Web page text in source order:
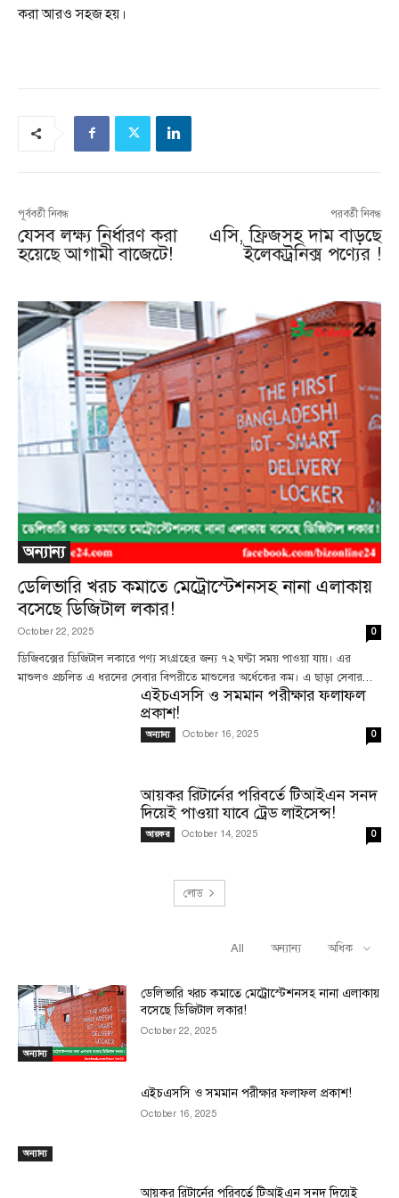
করা আরও সহজ হয়।
পূর্ববর্তী নিবন্ধ
যেসব লক্ষ্য নির্ধারণ করা
হয়েছে আগামী বাজেটে!
পরবর্তী নিবন্ধ
এসি, ফ্রিজসহ দাম বাড়ছে
ইলেকট্রনিক্স পণ্যের !
অন্যান্য
ডেলিভারি খরচ কমাতে মেট্রোস্টেশনসহ নানা এলাকায়
বসেছে ডিজিটাল লকার!
October 22, 2025 0
ডিজিবক্সের ডিজিটাল লকারে পণ্য সংগ্রহের জন্য ৭২ ঘণ্টা সময় পাওয়া যায়। এর
মাশুলও প্রচলিত এ ধরনের সেবার বিপরীতে মাশুলের অর্ধেকের কম। এ ছাড়া সেবার...
এইচএসসি ও সমমান পরীক্ষার ফলাফল
প্রকাশ!
অন্যান্য October 16, 2025 0
আয়কর রিটার্নের পরিবর্তে টিআইএন সনদ
দিয়েই পাওয়া যাবে ট্রেড লাইসেন্স!
আয়কর October 14, 2025 0
লোড
All অন্যান্য অধিক
অন্যান্য
ডেলিভারি খরচ কমাতে মেট্রোস্টেশনসহ নানা এলাকায়
বসেছে ডিজিটাল লকার!
October 22, 2025
অন্যান্য
এইচএসসি ও সমমান পরীক্ষার ফলাফল প্রকাশ!
October 16, 2025
আয়কর রিটার্নের পরিবর্তে টিআইএন সনদ দিয়েই